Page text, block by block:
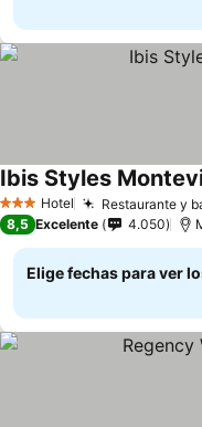
3 Estrellas
Hotel Restaurante y
Ibis Styles
8,5 Excelente 4.050
Elige fechas para ver